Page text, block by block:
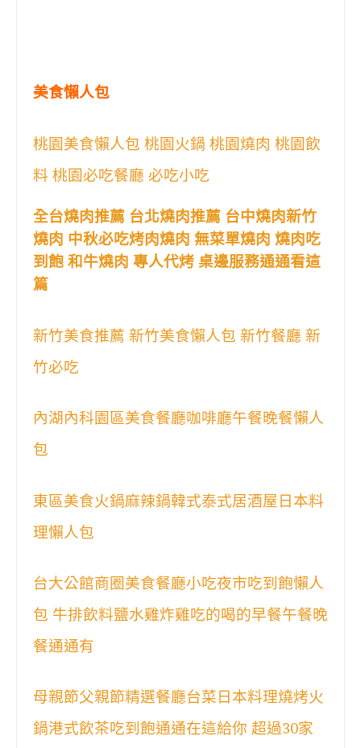
美食懶人包
桃園美食懶人包 桃園火鍋 桃園燒肉 桃園飲
料 桃園必吃餐廳 必吃小吃
全台燒肉推薦 台北燒肉推薦 台中燒肉新竹
燒肉 中秋必吃烤肉燒肉 無菜單燒肉 燒肉吃
到飽 和牛燒肉 專人代烤 桌邊服務通通看這
篇
新竹美食推薦 新竹美食懶人包 新竹餐廳 新
竹必吃
內湖內科園區美食餐廳咖啡廳午餐晚餐懶人
包
東區美食火鍋麻辣鍋韓式泰式居酒屋日本料
理懶人包
台大公館商圈美食餐廳小吃夜市吃到飽懶人
包 牛排飲料鹽水雞炸雞吃的喝的早餐午餐晚
餐通通有
母親節父親節精選餐廳台菜日本料理燒烤火
鍋港式飲茶吃到飽通通在這給你 超過30家